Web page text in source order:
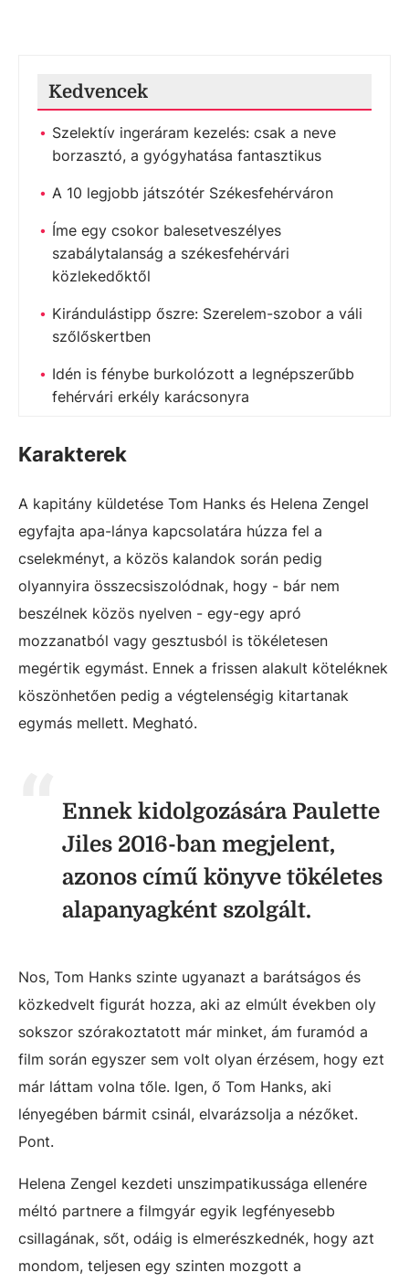
Kedvencek
Szelektív ingeráram kezelés: csak a neve
borzasztó, a gyógyhatása fantasztikus
A 10 legjobb játszótér Székesfehérváron
Íme egy csokor balesetveszélyes
szabálytalanság a székesfehérvári
közlekedőktől
Kirándulástipp őszre: Szerelem-szobor a váli
szőlőskertben
Idén is fénybe burkolózott a legnépszerűbb
fehérvári erkély karácsonyra
Karakterek
A kapitány küldetése Tom Hanks és Helena Zengel
egyfajta apa-lánya kapcsolatára húzza fel a
cselekményt, a közös kalandok során pedig
olyannyira összecsiszolódnak, hogy - bár nem
beszélnek közös nyelven - egy-egy apró
mozzanatból vagy gesztusból is tökéletesen
megértik egymást. Ennek a frissen alakult köteléknek
köszönhetően pedig a végtelenségig kitartanak
egymás mellett. Megható.
Ennek kidolgozására Paulette
Jiles 2016-ban megjelent,
azonos című könyve tökéletes
alapanyagként szolgált.
Nos, Tom Hanks szinte ugyanazt a barátságos és
közkedvelt figurát hozza, aki az elmúlt években oly
sokszor szórakoztatott már minket, ám furamód a
film során egyszer sem volt olyan érzésem, hogy ezt
már láttam volna tőle. Igen, ő Tom Hanks, aki
lényegében bármit csinál, elvarázsolja a nézőket.
Pont.
Helena Zengel kezdeti unszimpatikussága ellenére
méltó partnere a filmgyár egyik legfényesebb
csillagának, sőt, odáig is elmerészkednék, hogy azt
mondom, teljesen egy szinten mozgott a